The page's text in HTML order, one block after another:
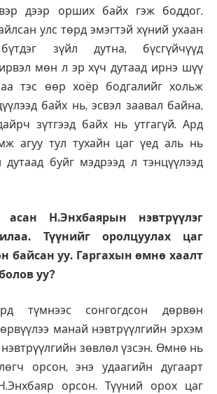
дээр орших байх гэж боддог.
улс төрд эмэгтэй хүний ухаан
зүйл дутна, бүсгүйчүүд
мөн л эр хүч дутаад ирнэ шүү
тэс өөр хоёр бодгалийг хольж
байх нь, эсвэл заавал байна,
зүтгээд байх нь утгагүй. Ард
агуу тул тухайн цаг үед аль нь
дутаад буйг мэдрээд л тэнцүүлээд
асан Н.Энхбаярын нэвтрүүлэг
Түүнийг оролцуулах цаг
байсан уу. Гаргахын өмнө хаалт
уу?
түмнээс сонгогдсон дөрвөн
манай нэвтрүүлгийн эрхэм
зөвлөл үзсэн. Өмнө нь
орсон, энэ удаагийн дугаарт
орсон. Түүний орох цаг